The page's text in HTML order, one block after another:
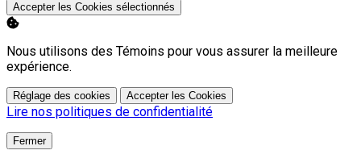
Accepter les Cookies sélectionnés
Nous utilisons des Témoins pour vous assurer la meilleure
expérience.
Réglage des cookies Accepter les Cookies
Lire nos politiques de confidentialité
Fermer